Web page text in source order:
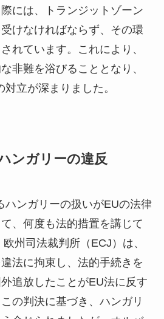
には、トランジットゾーン
けなければならず、その環
れています​。これにより、
非難を浴びることとなり、
立が深まりました。
ンガリーの違反
ハンガリーの扱いがEUの法律
、何度も法的措置を講じて
州司法裁判所（ECJ）は、
法に拘束し、法的手続きを
追放したことがEU法に反す
の判決に基づき、ハンガリ